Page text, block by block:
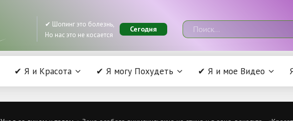
✔ Шопинг это болезнь,
Но нас это не косается
Сегодня
✔ Я и Красота ✔ Я могу Похудеть ✔ Я и мое Видео